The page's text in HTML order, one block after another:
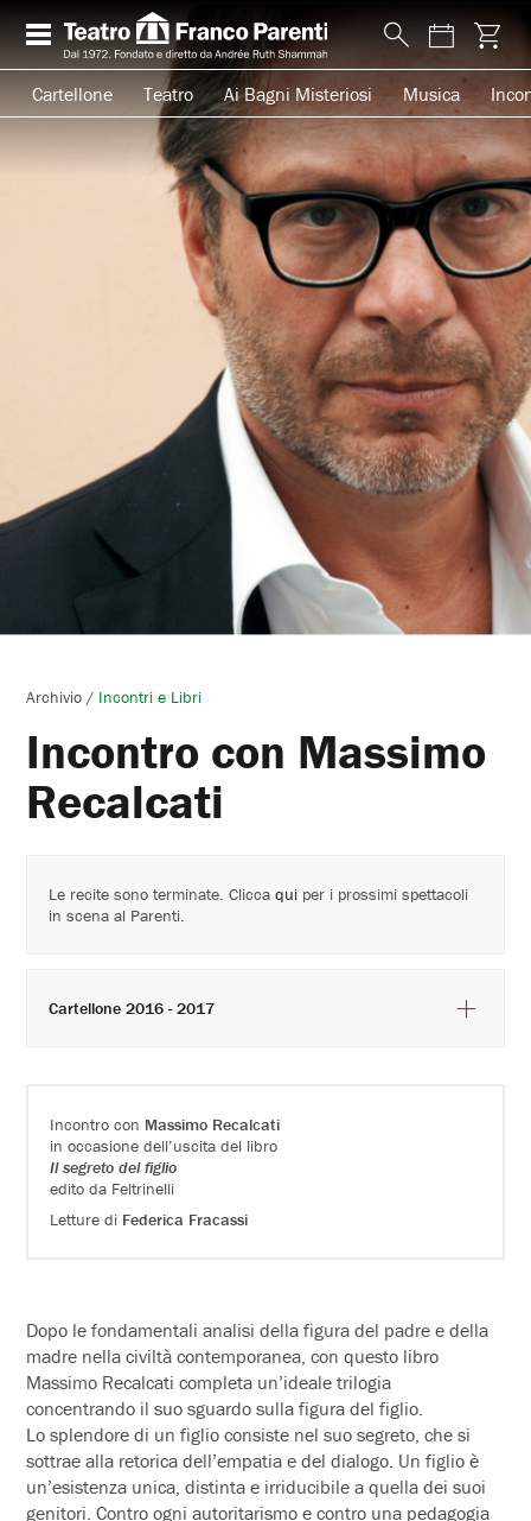
Cartellone Teatro Ai Bagni Misteriosi Musica
Archivio / Incontri e Libri
Incontro con Massimo
Recalcati
Incontro con Massimo Recalcati
in occasione dell’uscita del libro
Il segreto del figlio
edito da Feltrinelli
Letture di Federica Fracassi
Dopo le fondamentali analisi della figura del padre e della
madre nella civiltà contemporanea, con questo libro
Massimo Recalcati completa un’ideale trilogia
concentrando il suo sguardo sulla figura del figlio.
Lo splendore di un figlio consiste nel suo segreto, che si
sottrae alla retorica dell’empatia e del dialogo. Un figlio è
un’esistenza unica, distinta e irriducibile a quella dei suoi
genitori. Contro ogni autoritarismo e contro una pedagogia
Le recite sono terminate. Cliccaqui per i prossimi spettacoli
in scena al Parenti.
Cartellone 2016 - 2017